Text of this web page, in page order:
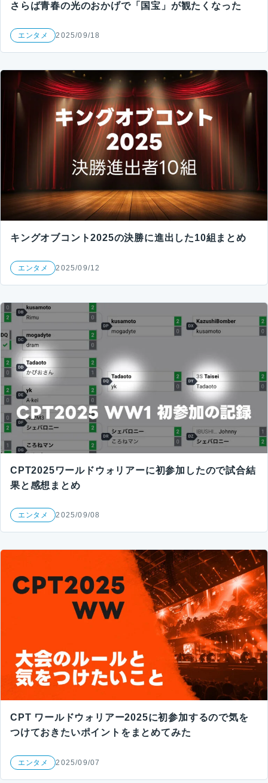
さらば青春の光のおかげで「国宝」が観たくなった
エンタメ 2025/09/18
キングオブコント2025の決勝に進出した10組まとめ
エンタメ 2025/09/12
CPT2025ワールドウォリアーに初参加したので試合結
果と感想まとめ
エンタメ 2025/09/08
CPT ワールドウォリアー2025に初参加するので気を
つけておきたいポイントをまとめてみた
エンタメ 2025/09/07